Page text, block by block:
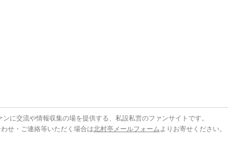
に交流や情報収集の場を提供する、私設私営のファンサイトです。
せ・ご連絡等いただく場合は北村亭メールフォームよりお寄せください。